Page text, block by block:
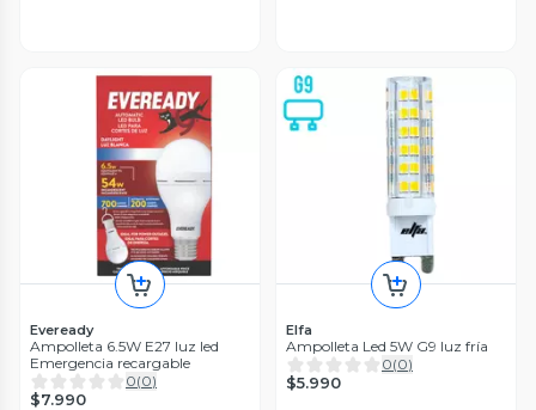
Eveready
Ampolleta 6.5W E27 luz led
Emergencia recargable
0(0)
$7.990
Elfa
Ampolleta Led 5W G9 luz fría
0(0)
$5.990